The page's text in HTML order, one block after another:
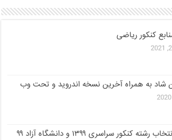
کنکور ریاضی
شاد به همراه آخرین نسخه اندروید و تحت وب
رشته کنکور سراسری ۱۳۹۹ و دانشگاه آزاد ۹۹